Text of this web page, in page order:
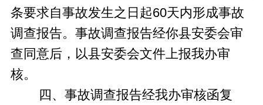
条要求自事故发生之日起60天内形成事故
调查报告。事故调查报告经你县安委会审
查同意后，以县安委会文件上报我办审
核。
四、事故调查报告经我办审核函复